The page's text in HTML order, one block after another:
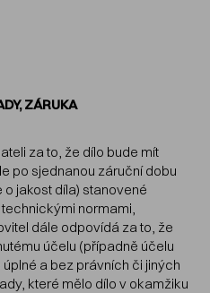
ZÁRUKA
za to, že dílo bude mít
po sjednanou záruční dobu
jakost díla) stanovené
normami,
dále odpovídá za to, že
účelu (případně účelu
a bez právních či jiných
které mělo dílo v okamžiku